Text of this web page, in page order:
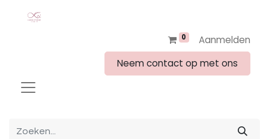
0
Aanmelden
Neem contact op met ons